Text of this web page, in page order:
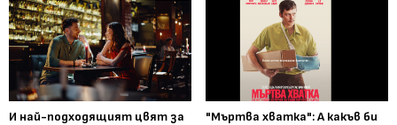
И най-подходящият цвят за
"Мъртва хватка": А какъв би